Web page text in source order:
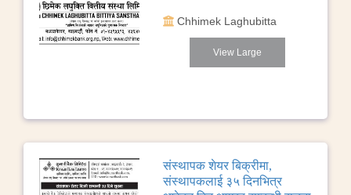
Chhimek Laghubitta
View Large
संस्थापक शेयर बिक्रीमा,
संस्थापकलाई ३५ दिनभित्र